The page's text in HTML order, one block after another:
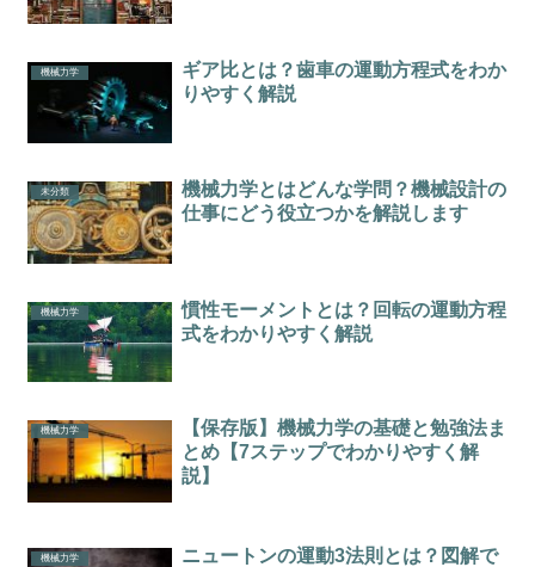
機械力学
ギア比とは？歯車の運動方程式をわか
りやすく解説
未分類
機械力学とはどんな学問？機械設計の
仕事にどう役立つかを解説します
機械力学
慣性モーメントとは？回転の運動方程
式をわかりやすく解説
機械力学
【保存版】機械力学の基礎と勉強法ま
とめ【7ステップでわかりやすく解
説】
機械力学
ニュートンの運動3法則とは？図解で